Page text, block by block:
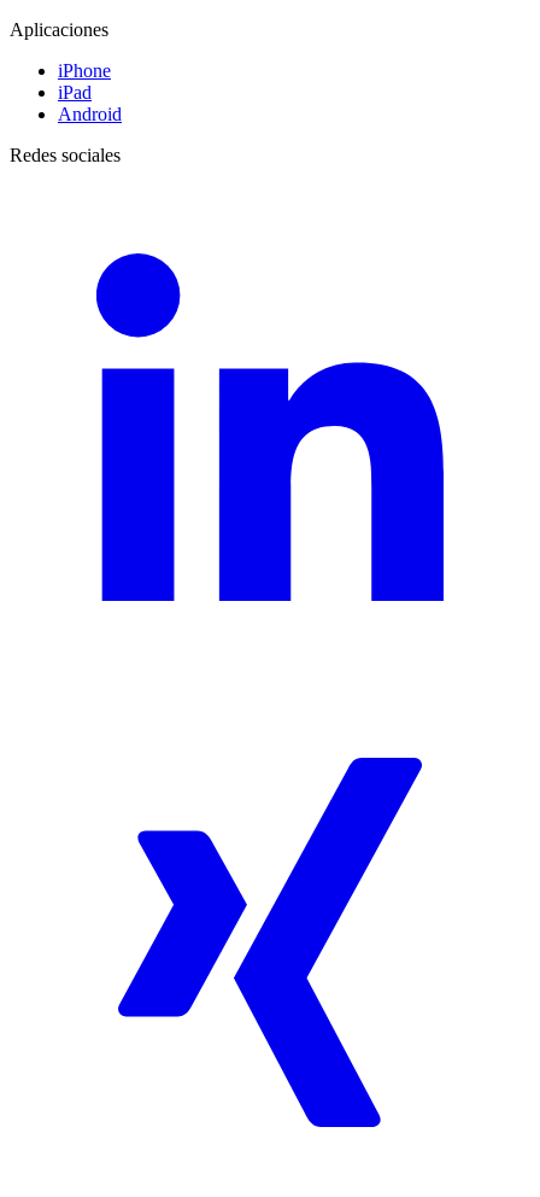
Aplicaciones
iPhone
iPad
Android
Redes sociales